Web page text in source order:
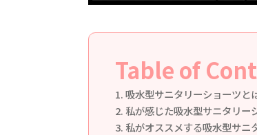
Table of
吸水型サニタリーショーツと
私が感じた吸水型サニタリー
私がオススメする吸水型サニ